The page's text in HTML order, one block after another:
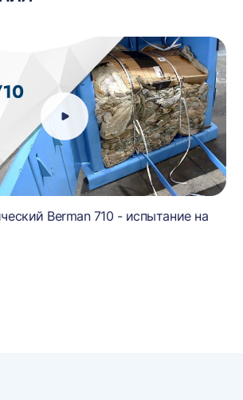
Berman 710 - испытание на